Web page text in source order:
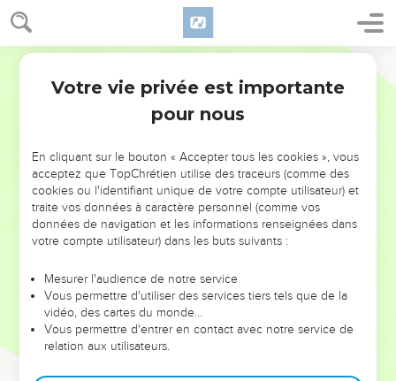
NE MANQUEZ PAS L’ÉVÉNEMENT
DE L’ANNÉE !
ET SI LEURS ERREURS POUVAIENT VOUS ÉVITER LES
VOTRES ?
leur foi ou leur vision. Mais on voit moins les doutes, les erreurs
et les saisons difficiles qu'ils ont traversés, alors même que ce
sont elles qui les ont façonnés.
Dans cette conférence, leaders, entrepreneurs, et responsables
Votre vie privée est importante
pour nous
En cliquant sur le bouton « Accepter tous les cookies », vous
acceptez que TopChrétien utilise des traceurs (comme des
cookies ou l'identifiant unique de votre compte utilisateur) et
traite vos données à caractère personnel (comme vos
données de navigation et les informations renseignées dans
votre compte utilisateur) dans les buts suivants :
Mesurer l'audience de notre service
Vous permettre d'utiliser des services tiers tels que de la
vidéo, des cartes du monde…
Vous permettre d'entrer en contact avec notre service de
relation aux utilisateurs.